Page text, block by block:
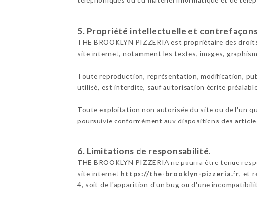
5. Propriété intellectuelle et
THE BROOKLYN PIZZERIA est propriétaire des
site internet, notamment les textes, images,
Toute reproduction, représentation, modification,
utilisé, est interdite, sauf autorisation écrite préalable
Toute exploitation non autorisée du site ou de l'un
poursuivie conformément aux dispositions des
6. Limitations de responsabilité.
THE BROOKLYN PIZZERIA ne pourra être tenue
site internet https://the-brooklyn-pizzeria.fr, et
4, soit de l'apparition d'un bug ou d'une